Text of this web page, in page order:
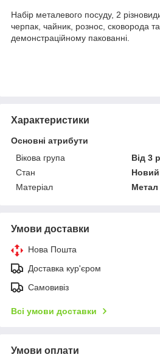
Набір металевого посуду, 2
черпак, чайник, рознос, сковорода
демонстраційному пакованні.
Характеристики
Основні атрибути
Вікова група
Від 3
Стан
Новий
Матеріал
Метал
Умови доставки
Нова Пошта
Доставка кур'єром
Самовивіз
Всі умови доставки
Умови оплати